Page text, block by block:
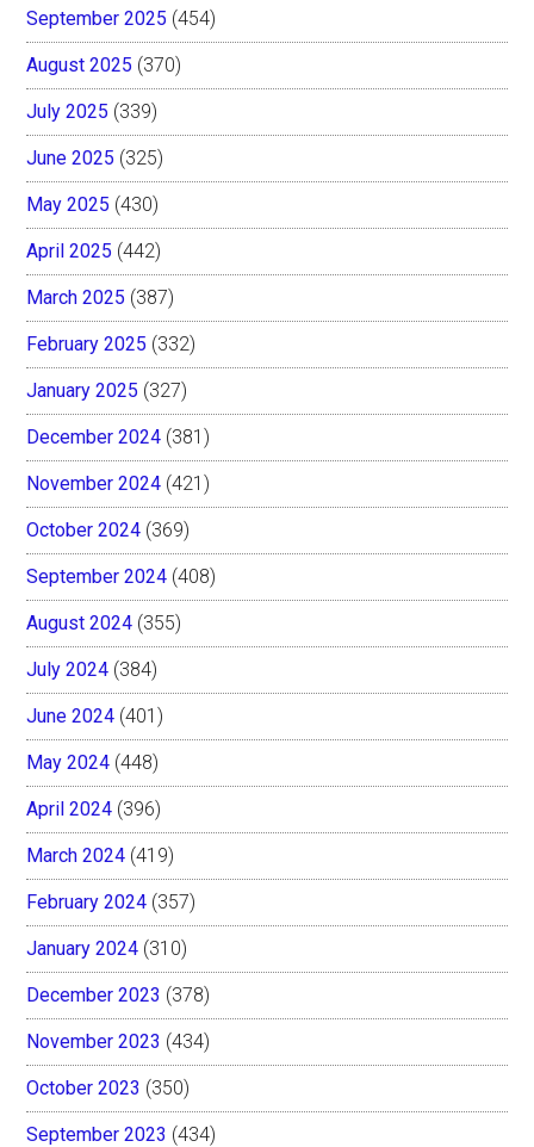
September 2025 (454)
August 2025 (370)
July 2025 (339)
June 2025 (325)
May 2025 (430)
April 2025 (442)
March 2025 (387)
February 2025 (332)
January 2025 (327)
December 2024 (381)
November 2024 (421)
October 2024 (369)
September 2024 (408)
August 2024 (355)
July 2024 (384)
June 2024 (401)
May 2024 (448)
April 2024 (396)
March 2024 (419)
February 2024 (357)
January 2024 (310)
December 2023 (378)
November 2023 (434)
October 2023 (350)
September 2023 (434)